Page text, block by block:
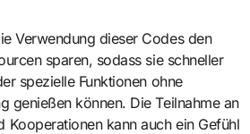
Verwendung dieser Codes den
sparen, sodass sie schneller
spezielle Funktionen ohne
genießen können. Die Teilnahme an
Kooperationen kann auch ein Gefühl